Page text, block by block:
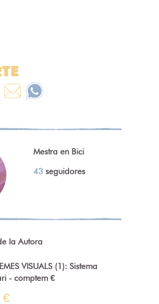
Mestra en Bici
43 seguidores
la Autora
VISUALS (1): Sistema
- comptem €
€